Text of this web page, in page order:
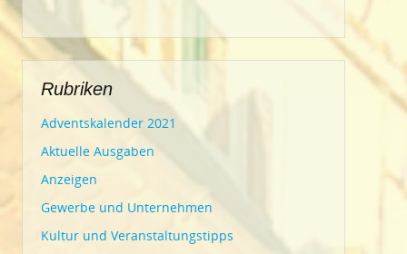
Rubriken
Adventskalender 2021
Aktuelle Ausgaben
Anzeigen
Gewerbe und Unternehmen
Kultur und Veranstaltungstipps